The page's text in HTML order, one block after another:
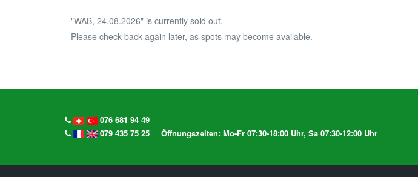
"WAB, 24.08.2026" is currently sold out.
Please check back again later, as spots may become available.
076 681 94 49
079 435 75 25
Öffnungszeiten: Mo-Fr 07:30-18:00 Uhr, Sa 07:30-12:00 Uhr